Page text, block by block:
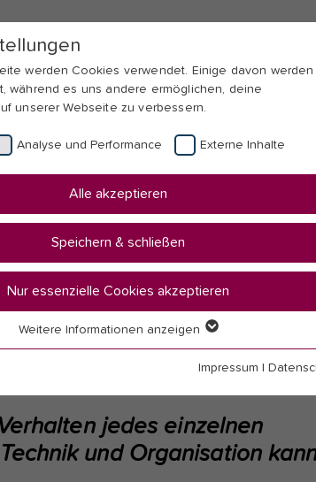
jedes einzelnen
und Organisation
werden Cookies verwendet. Einige davon werden
während es uns andere ermöglichen, deine
unserer Webseite zu verbessern.
Analyse und Performance Externe Inhalte
Alle akzeptieren
Speichern & schließen
Nur essenzielle Cookies akzeptieren
werden für grundlegende Funktionen der
Weitere Informationen anzeigen
Impressum